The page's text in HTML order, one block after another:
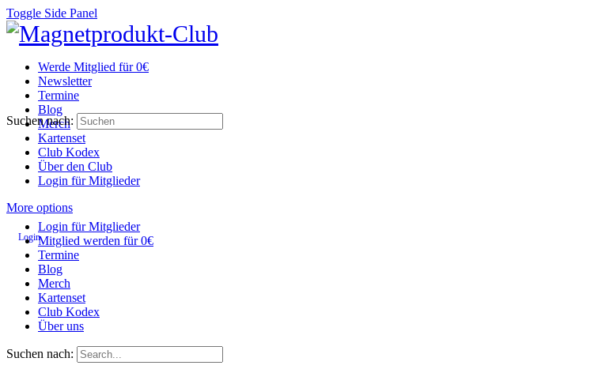
Toggle Side Panel
Werde Mitglied für 0€
Newsletter
Termine
Blog
Merch
Kartenset
Club Kodex
Über den Club
Login für Mitglieder
More options
Login
Suchen nach:
Login für Mitglieder
Mitglied werden für 0€
Termine
Blog
Merch
Kartenset
Club Kodex
Über uns
Suchen nach: